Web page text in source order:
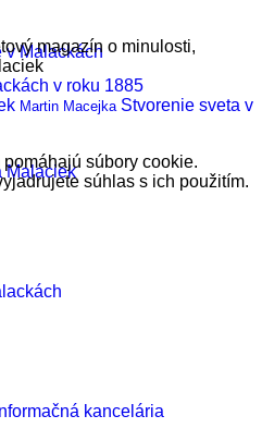
v Malackách
Malaciek
kancelária
magazín o minulosti,
v roku 1885
Martin Macejka Stvorenie sveta v
súbory cookie.
súhlas s ich použitím.